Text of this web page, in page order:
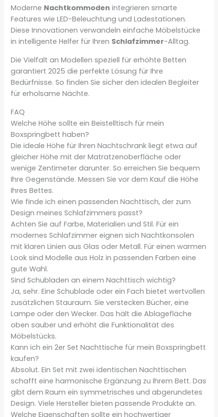
Moderne Nachtkommoden integrieren smarte
Features wie LED-Beleuchtung und Ladestationen.
Diese Innovationen verwandeln einfache Möbelstücke
in intelligente Helfer für Ihren Schlafzimmer-Alltag.
Die Vielfalt an Modellen speziell für erhöhte Betten
garantiert 2025 die perfekte Lösung für Ihre
Bedürfnisse. So finden Sie sicher den idealen Begleiter
für erholsame Nächte.
FAQ
Welche Höhe sollte ein Beistelltisch für mein
Boxspringbett haben?
Die ideale Höhe für Ihren Nachtschrank liegt etwa auf
gleicher Höhe mit der Matratzenoberfläche oder
wenige Zentimeter darunter. So erreichen Sie bequem
Ihre Gegenstände. Messen Sie vor dem Kauf die Höhe
Ihres Bettes.
Wie finde ich einen passenden Nachttisch, der zum
Design meines Schlafzimmers passt?
Achten Sie auf Farbe, Materialien und Stil. Für ein
modernes Schlafzimmer eignen sich Nachtkonsolen
mit klaren Linien aus Glas oder Metall. Für einen warmen
Look sind Modelle aus Holz in passenden Farben eine
gute Wahl.
Sind Schubladen an einem Nachttisch wichtig?
Ja, sehr. Eine Schublade oder ein Fach bietet wertvollen
zusätzlichen Stauraum. Sie verstecken Bücher, eine
Lampe oder den Wecker. Das hält die Ablagefläche
oben sauber und erhöht die Funktionalität des
Möbelstücks.
Kann ich ein 2er Set Nachttische für mein Boxspringbett
kaufen?
Absolut. Ein Set mit zwei identischen Nachttischen
schafft eine harmonische Ergänzung zu Ihrem Bett. Das
gibt dem Raum ein symmetrisches und abgerundetes
Design. Viele Hersteller bieten passende Produkte an.
Welche Eigenschaften sollte ein hochwertiger